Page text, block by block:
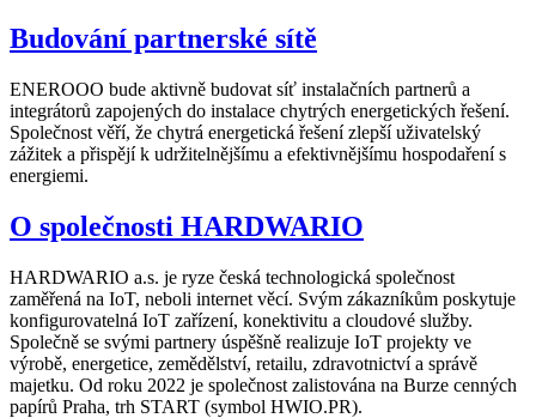
Budování partnerské sítě
ENEROOO bude aktivně budovat síť instalačních partnerů a
integrátorů zapojených do instalace chytrých energetických řešení.
Společnost věří, že chytrá energetická řešení zlepší uživatelský
zážitek a přispějí k udržitelnějšímu a efektivnějšímu hospodaření s
energiemi.
O společnosti HARDWARIO
HARDWARIO a.s. je ryze česká technologická společnost
zaměřená na IoT, neboli internet věcí. Svým zákazníkům poskytuje
konfigurovatelná IoT zařízení, konektivitu a cloudové služby.
Společně se svými partnery úspěšně realizuje IoT projekty ve
výrobě, energetice, zemědělství, retailu, zdravotnictví a správě
majetku. Od roku 2022 je společnost zalistována na Burze cenných
papírů Praha, trh START (symbol HWIO.PR).